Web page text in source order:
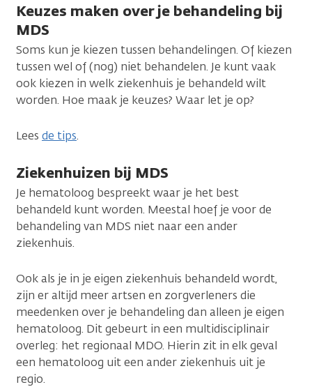
Keuzes maken over je behandeling bij
MDS
Soms kun je kiezen tussen behandelingen. Of kiezen
tussen wel of (nog) niet behandelen. Je kunt vaak
ook kiezen in welk ziekenhuis je behandeld wilt
worden. Hoe maak je keuzes? Waar let je op?
Lees de tips.
Ziekenhuizen bij MDS
Je hematoloog bespreekt waar je het best
behandeld kunt worden. Meestal hoef je voor de
behandeling van MDS niet naar een ander
ziekenhuis.
Ook als je in je eigen ziekenhuis behandeld wordt,
zijn er altijd meer artsen en zorgverleners die
meedenken over je behandeling dan alleen je eigen
hematoloog. Dit gebeurt in een multidisciplinair
overleg: het regionaal MDO. Hierin zit in elk geval
een hematoloog uit een ander ziekenhuis uit je
regio.